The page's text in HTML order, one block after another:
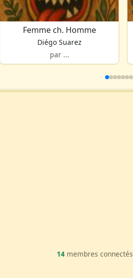
Femme ch. Homme
Diégo Suarez
par ...
14 membres connectés